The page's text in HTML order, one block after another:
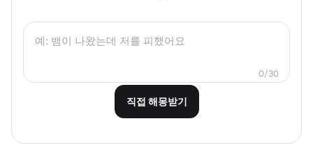
0/30
직접 해몽받기